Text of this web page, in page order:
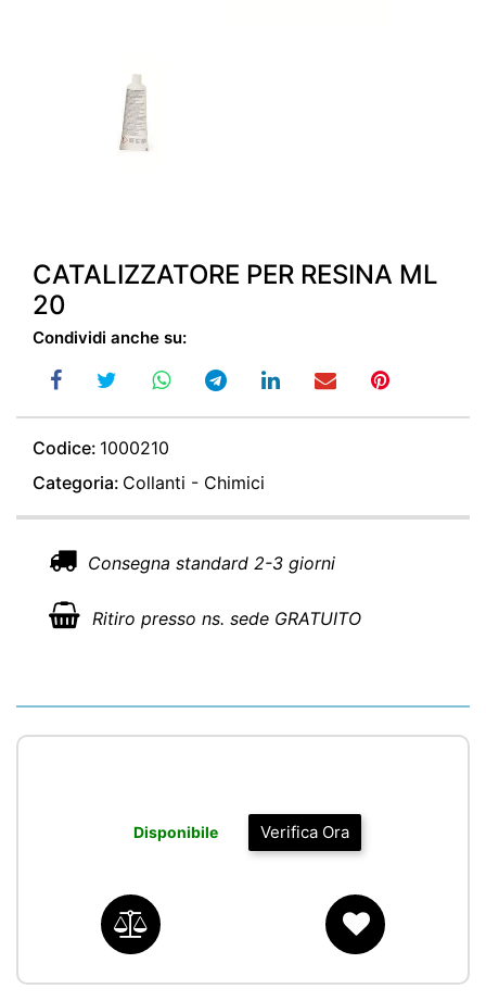
CATALIZZATORE PER RESINA ML
20
Condividi anche su:
Codice: 1000210
Categoria: Collanti - Chimici
Consegna standard 2-3 giorni
Ritiro presso ns. sede GRATUITO
Verifica Ora
Disponibile